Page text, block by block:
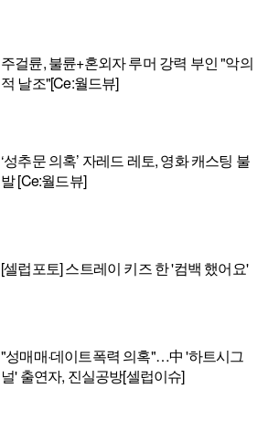
주걸륜, 불륜+혼외자 루머 강력 부인 "악의
적 날조"[Ce:월드뷰]
‘성추문 의혹’ 자레드 레토, 영화 캐스팅 불
발 [Ce:월드뷰]
[셀럽포토] 스트레이 키즈 한 '컴백 했어요'
"성매매·데이트폭력 의혹"…中 '하트시그
널' 출연자, 진실공방[셀럽이슈]